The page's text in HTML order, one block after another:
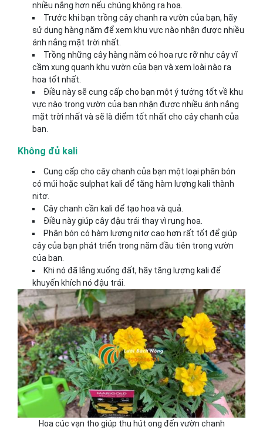
nhiều nắng hơn nếu chúng không ra hoa.
Trước khi bạn trồng cây chanh ra vườn của bạn, hãy
sử dụng hàng năm để xem khu vực nào nhận được nhiều
ánh nắng mặt trời nhất.
Trồng những cây hàng năm có hoa rực rỡ như cây vĩ
cầm xung quanh khu vườn của bạn và xem loài nào ra
hoa tốt nhất.
Điều này sẽ cung cấp cho bạn một ý tưởng tốt về khu
vực nào trong vườn của bạn nhận được nhiều ánh nắng
mặt trời nhất và sẽ là điểm tốt nhất cho cây chanh của
bạn.
Không đủ kali
Cung cấp cho cây chanh của bạn một loại phân bón
có múi hoặc sulphat kali để tăng hàm lượng kali thành
nitơ.
Cây chanh cần kali để tạo hoa và quả.
Điều này giúp cây đậu trái thay vì rụng hoa.
Phân bón có hàm lượng nitơ cao hơn rất tốt để giúp
cây của bạn phát triển trong năm đầu tiên trong vườn
của bạn.
Khi nó đã lắng xuống đất, hãy tăng lượng kali để
khuyến khích nó đậu trái.
Hoa cúc vạn tho giúp thu hút ong đến vườn chanh